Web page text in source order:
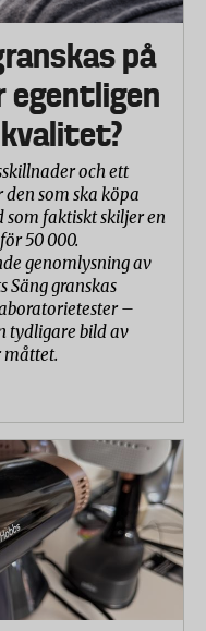
på
egentligen
och ett
som ska köpa
som faktiskt skiljer en
50 000.
genomlysning av
Säng granskas
–
tydligare bild av
måttet.